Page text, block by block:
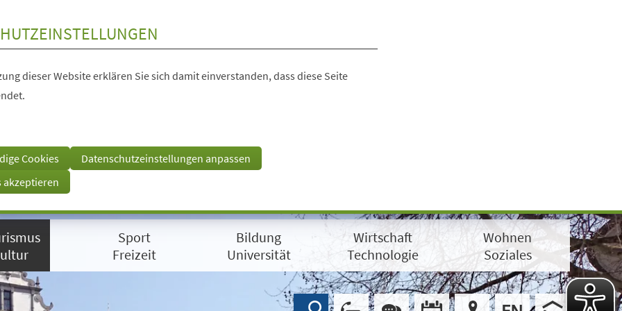
dieser Website erklären Sie sich damit einverstanden, dass diese Seite
Cookies
Datenschutzeinstellungen anpassen
akzeptieren
Sport
Freizeit
Bildung
Universität
Wirtschaft
Technologie
Wohnen
Soziales